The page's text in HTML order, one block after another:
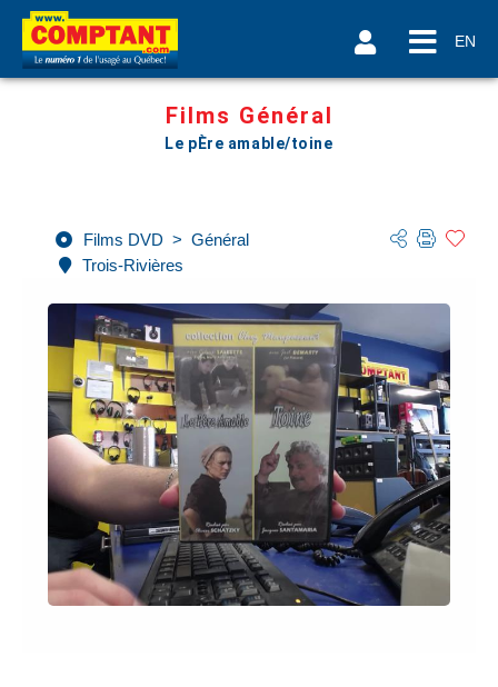
EN
Films Général
Le pÈre amable/toine
Films DVD > Général
Trois-Rivières